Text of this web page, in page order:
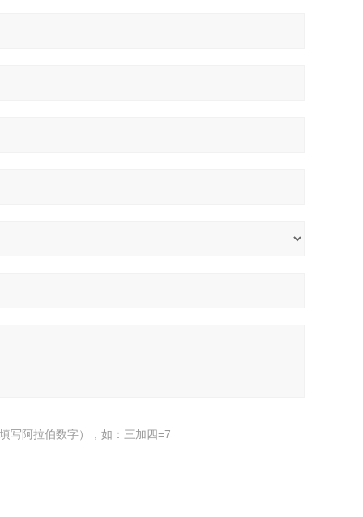
写阿拉伯数字），如：三加四=7